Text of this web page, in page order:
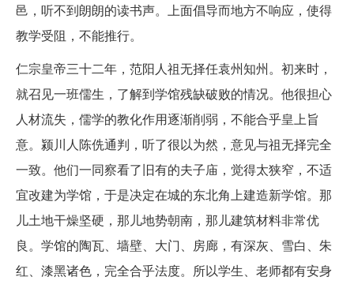
邑，听不到朗朗的读书声。上面倡导而地方不响应，使得
教学受阻，不能推行。
仁宗皇帝三十二年，范阳人祖无择任袁州知州。初来时，
就召见一班儒生，了解到学馆残缺破败的情况。他很担心
人材流失，儒学的教化作用逐渐削弱，不能合乎皇上旨
意。颍川人陈侁通判，听了很以为然，意见与祖无择完全
一致。他们一同察看了旧有的夫子庙，觉得太狭窄，不适
宜改建为学馆，于是决定在城的东北角上建造新学馆。那
儿土地干燥坚硬，那儿地势朝南，那儿建筑材料非常优
良。学馆的陶瓦、墙壁、大门、房廊，有深灰、雪白、朱
红、漆黑诸色，完全合乎法度。所以学生、老师都有安身